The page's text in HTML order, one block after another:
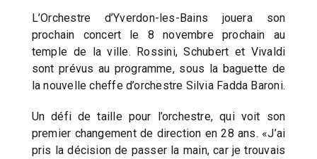
L’Orchestre d’Yverdon-les-Bains jouera son
prochain concert le 8 novembre prochain au
temple de la ville. Rossini, Schubert et Vivaldi
sont prévus au programme, sous la baguette de
la nouvelle cheffe d’orchestre Silvia Fadda Baroni.
Un défi de taille pour l’orchestre, qui voit son
premier changement de direction en 28 ans. «J’ai
pris la décision de passer la main, car je trouvais